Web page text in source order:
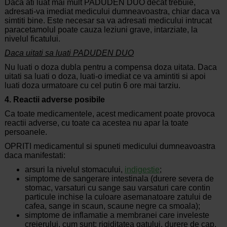
Daca ati luat mai mult PADUDEN DUO decat trebuie,
adresati-va imediat medicului dumneavoastra, chiar daca va
simtiti bine. Este necesar sa va adresati medicului intrucat
paracetamolul poate cauza leziuni grave, intarziate, la
nivelul ficatului.
Daca uitati sa luati PADUDEN DUO
Nu luati o doza dubla pentru a compensa doza uitata. Daca
uitati sa luati o doza, luati-o imediat ce va amintiti si apoi
luati doza urmatoare cu cel putin 6 ore mai tarziu.
4. Reactii adverse posibile
Ca toate medicamentele, acest medicament poate provoca
reactii adverse, cu toate ca acestea nu apar la toate
persoanele.
OPRITI medicamentul si spuneti medicului dumneavoastra
daca manifestati:
arsuri la nivelul stomacului, indigestie;
simptome de sangerare intestinala (durere severa de
stomac, varsaturi cu sange sau varsaturi care contin
particule inchise la culoare asemanatoare zatului de
cafea, sange in scaun, scaune negre ca smoala);
simptome de inflamatie a membranei care inveleste
creierului, cum sunt: rigiditatea gatului, durere de cap,